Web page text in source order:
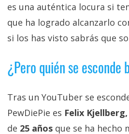
comunicación
digital donde
encontrarás
todas las
móviles,
ordenadores,
informática,
videojuegos,
comparativas,
tutoriales.
es una auténtica locura si
que ha logrado alcanzarlo
si los has visto sabrás que
¿Pero quién se esconde
Tras un YouTuber se
PewDiePie es Felix Kjellberg,
de 25 años que se ha hecho